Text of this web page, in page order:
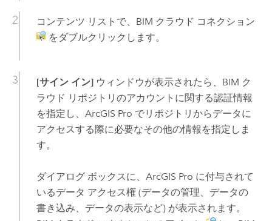
コンテンツ リストで、BIM クラウド コネクション
をダブルクリックします。
[サイン イン]ウィンドウが表示されたら、BIM ク
ラウド リポジトリのアカウントに関する認証情報
を指定し、 ArcGIS Pro でリポジトリからデータに
アクセスする際に必要なその他の情報を指定しま
す。
ダイアログ ボックスに、 ArcGIS Pro に付与されて
いるデータ アクセス権 (データの管理、データの
書き込み、データの表示など) が表示されます。